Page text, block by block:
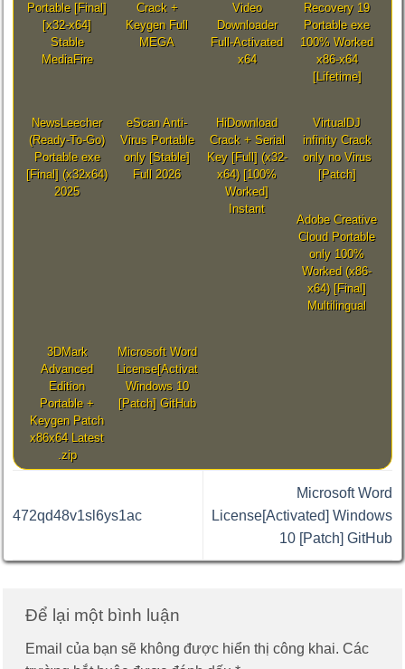
Portable [Final]
[x32-x64]
Stable
MediaFire
Crack +
Keygen Full
MEGA
Video
Downloader
Full-Activated
x64
Recovery 19
Portable exe
100% Worked
x86-x64
[Lifetime]
NewsLeecher
(Ready-To-Go)
Portable exe
[Final] (x32x64)
2025
eScan Anti-
Virus Portable
only [Stable]
Full 2026
HiDownload
Crack + Serial
Key [Full] (x32-
x64) [100%
Worked]
Instant
VirtualDJ
infinity Crack
only no Virus
[Patch]
Adobe Creative
Cloud Portable
only 100%
Worked (x86-
x64) [Final]
Multilingual
3DMark
Advanced
Edition
Portable +
Keygen Patch
x86x64 Latest
.zip
Microsoft Word
License[Activated]
Windows 10
[Patch] GitHub
472qd48v1sl6ys1ac
Microsoft Word
License[Activated] Windows
10 [Patch] GitHub
Để lại một bình luận
Email của bạn sẽ không được hiển thị công khai. Các